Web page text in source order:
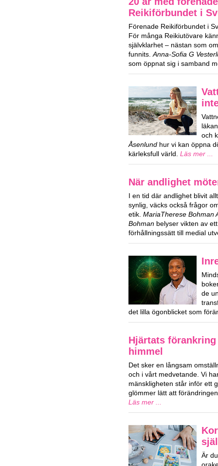
Reikiförbundet i
Förenade Reikiförbundet i
För många Reikiutövare
självklarhet – nästan som
funnits.Anna-Sofia G
som öppnat sig i samband
och
Åsenlund hur vi kan öppna
kärleksfull värld. Läs mer ...
När andlighet
I en tid där andlighet blivit
synlig, väcks också frågor
etik. MariaTherese Bohman
Bohman belyser vikten av
förhållningssätt till medial
de
det lilla ögonblicket som
Hjärtats
himmel
Det sker en långsam
och i vårt medvetande. Vi
mänskligheten står inför ett
glömmer lätt att
Läs mer ...
Är